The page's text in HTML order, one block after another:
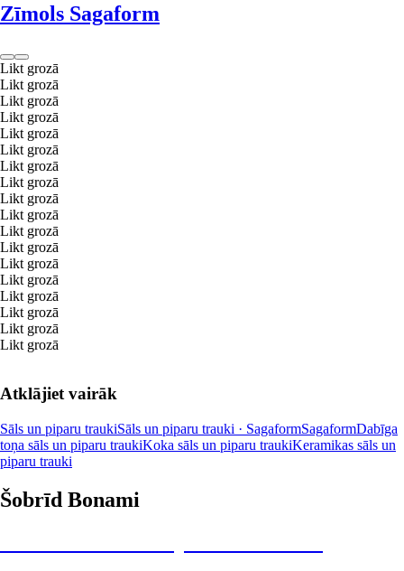
Zīmols Sagaform
Likt grozā
Likt grozā
Likt grozā
Likt grozā
Likt grozā
Likt grozā
Likt grozā
Likt grozā
Likt grozā
Likt grozā
Likt grozā
Likt grozā
Likt grozā
Likt grozā
Likt grozā
Likt grozā
Likt grozā
Likt grozā
Atklājiet vairāk
Sāls un piparu traukiSāls un piparu trauki · SagaformSagaformDabīga
toņa sāls un piparu traukiKoka sāls un piparu traukiKeramikas sāls un
piparu trauki
Šobrīd Bonami